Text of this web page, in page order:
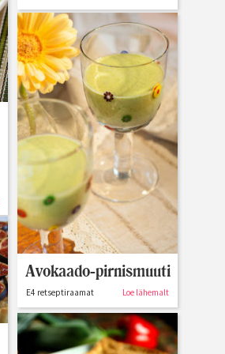
Avokaado-pirnismuuti
E4 retseptiraamat Loe lähemalt